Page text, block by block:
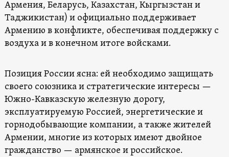
Армения, Беларусь, Казахстан, Кыргызстан и
Таджикистан) и официально поддерживает
Армению в конфликте, обеспечивая поддержку с
воздуха и в конечном итоге войсками.
Позиция России ясна: ей необходимо защищать
своего союзника и стратегические интересы —
Южно-Кавказскую железную дорогу,
эксплуатируемую Россией, энергетические и
горнодобывающие компании, а также жителей
Армении, многие из которых имеют двойное
гражданство — армянское и российское.